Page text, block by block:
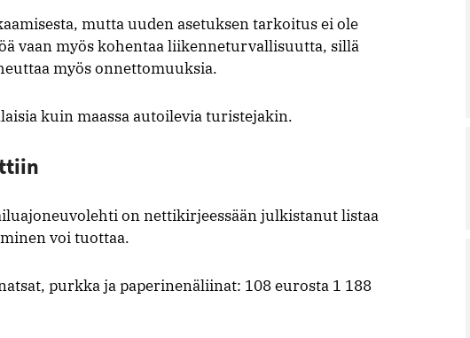
mutta uuden asetuksen tarkoitus ei ole
vaan myös kohentaa liikenneturvallisuutta, sillä
myös onnettomuuksia.
kuin maassa autoilevia turistejakin.
on nettikirjeessään julkistanut listaa
voi tuottaa.
purkka ja paperinenäliinat: 108 eurosta 1 188